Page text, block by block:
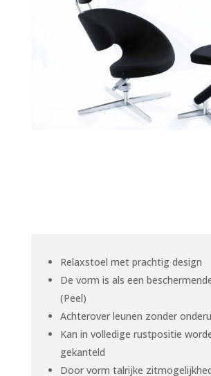
Relaxstoel met prachtig design
De vorm is als een
(Peel)
Achterover leunen zonder
Kan in volledige rustpositie
gekanteld
Door vorm talrijke